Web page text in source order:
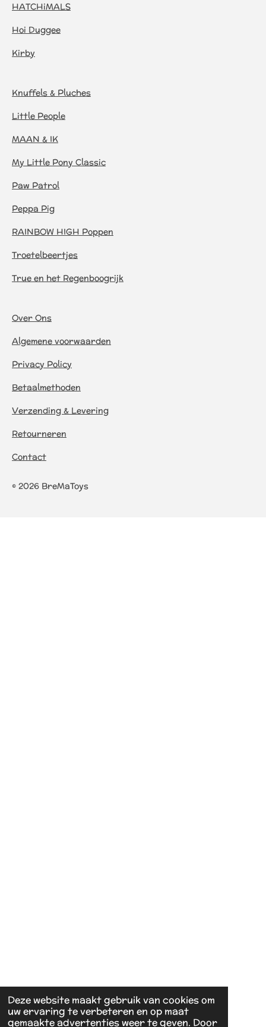
Deze website maakt gebruik van cookies om
uw ervaring te verbeteren en op maat
gemaakte advertenties weer te geven. Door
HATCHiMALS
Hoi Duggee
Kirby
Knuffels & Pluches
Little People
MAAN & IK
My Little Pony Classic
Paw Patrol
Peppa Pig
RAINBOW HIGH Poppen
Troetelbeertjes
True en het Regenboogrijk
Over Ons
Algemene voorwaarden
Privacy Policy
Betaalmethoden
Verzending & Levering
Retourneren
Contact
© 2026 BreMaToys